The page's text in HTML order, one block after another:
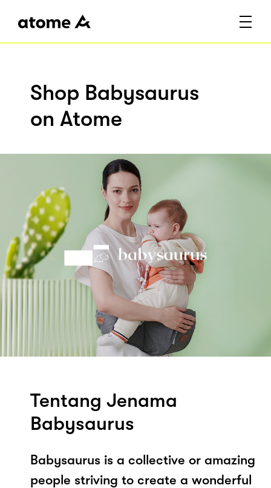
Shop Babysaurus
on Atome
Tentang Jenama
Babysaurus
Babysaurus is a collective or amazing
people striving to create a wonderful